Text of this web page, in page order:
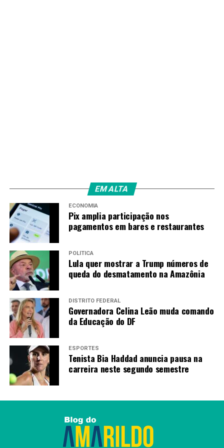
EM ALTA
ECONOMIA
Pix amplia participação nos
pagamentos em bares e restaurantes
POLÍTICA
Lula quer mostrar a Trump números de
queda do desmatamento na Amazônia
DISTRITO FEDERAL
Governadora Celina Leão muda comando
da Educação do DF
ESPORTES
Tenista Bia Haddad anuncia pausa na
carreira neste segundo semestre